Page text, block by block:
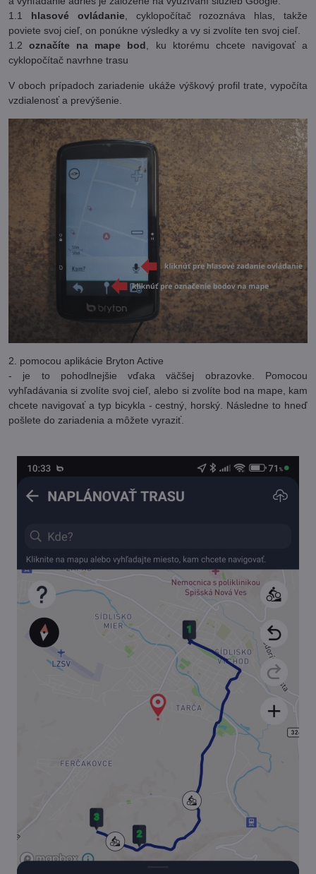
1.1 hlasové ovládanie, cyklopočítač rozoznáva hlas, takže
poviete svoj cieľ, on ponúkne výsledky a vy si zvolíte ten svoj cieľ.
1.2označíte na mape bod , ku ktorému chcete navigovať a
cyklopočítač navrhne trasu
V oboch prípadoch zariadenie ukáže výškový profil trate, vypočíta
vzdialenosť a prevýšenie.
2. pomocou aplikácie Bryton Active
- je to pohodlnejšie vďaka väčšej obrazovke. Pomocou
vyhľadávania si zvolíte svoj cieľ, alebo si zvolíte bod na mape, kam
chcete navigovať a typ bicykla - cestný, horský. Následne to hneď
pošlete do zariadenia a môžete vyraziť.